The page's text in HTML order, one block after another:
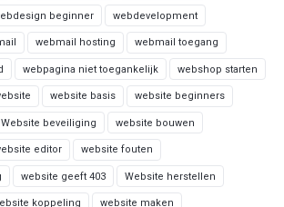
beginner webdevelopment
webmail hosting webmail toegang
webpagina niet toegankelijk webshop starten
website basis website beginners
Website beveiliging website bouwen
editor website fouten
website geeft 403 Website herstellen
koppeling website maken